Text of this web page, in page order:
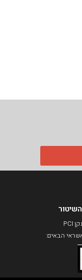
התשלום באתר מתבצע בצורה מאובטחת תוך שימוש בתקן PCI
הבאים: